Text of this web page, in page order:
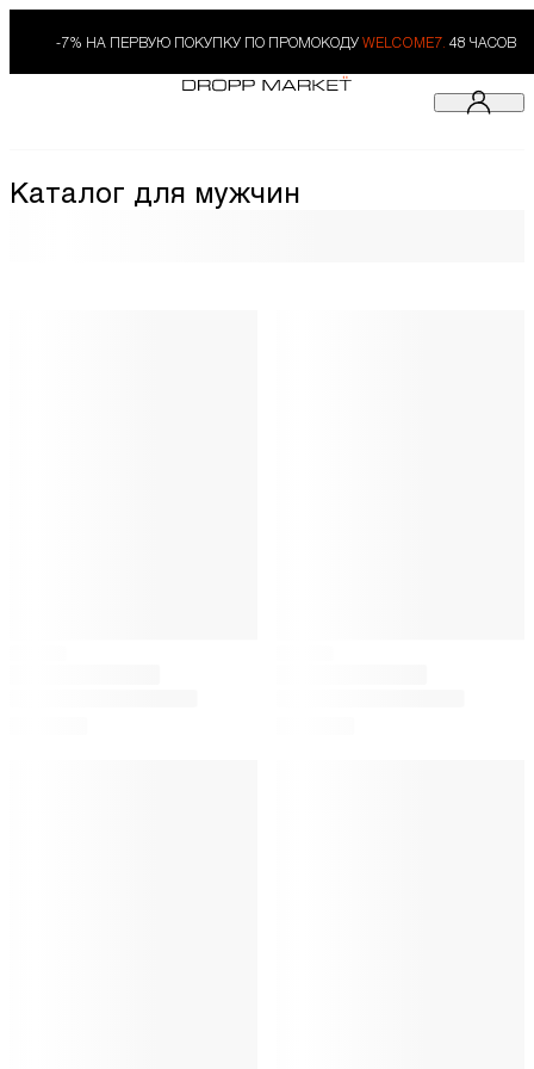
-7% НА ПЕРВУЮ ПОКУПКУ ПО ПРОМОКОДУ WELCOME7. 48 ЧАСОВ
Каталог для мужчин